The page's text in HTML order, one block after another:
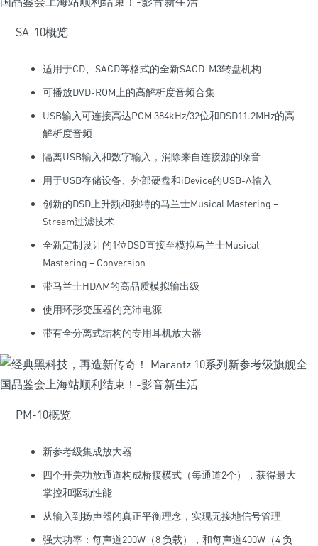
SA-10概览
适用于CD、SACD等格式的全新SACD-M3转盘机构
可播放DVD-ROM上的高解析度音频合集
USB输入可连接高达PCM 384kHz/32位和DSD11.2MHz的高
解析度音频
隔离USB输入和数字输入，消除来自连接源的噪音
用于USB存储设备、外部硬盘和iDevice的USB-A输入
创新的DSD上升频和独特的马兰士Musical Mastering –
Stream过滤技术
全新定制设计的1位DSD直接至模拟马兰士Musical
Mastering – Conversion
带马兰士HDAM的高品质模拟输出级
使用环形变压器的充沛电源
带有全分离式结构的专用耳机放大器
PM-10概览
新参考级集成放大器
四个开关功放通道构成桥接模式（每通道2个），获得最大
掌控和驱动性能
从输入到扬声器的真正平衡理念，实现无接地信号管理
强大功率：每声道200W（8 负载），和每声道400W（4 负